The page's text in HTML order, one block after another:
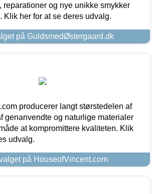
reparationer og nye unikke smykker
Klik her for at se deres udvalg.
på GuldsmedØstergaard.dk
producerer langt størstedelen af
genanvendte og naturlige materialer
at kompromittere kvaliteten. Klik
udvalg.
på HouseofVincent.com